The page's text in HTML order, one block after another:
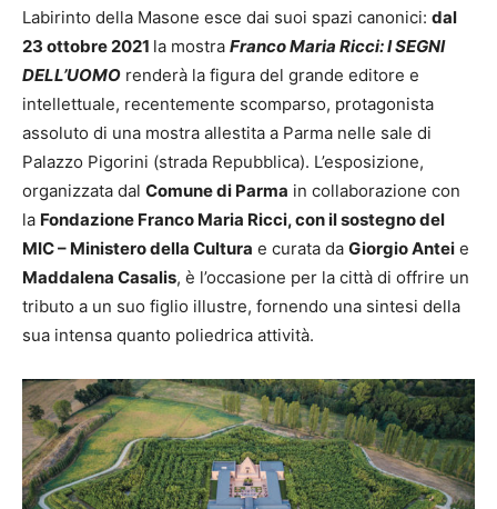
Labirinto della Masone esce dai suoi spazi canonici: dal
23 ottobre 2021 la mostra Franco Maria Ricci: I SEGNI
DELL’UOMO renderà la figura del grande editore e
intellettuale, recentemente scomparso, protagonista
assoluto di una mostra allestita a Parma nelle sale di
Palazzo Pigorini (strada Repubblica). L’esposizione,
organizzata dal Comune di Parma in collaborazione con
la Fondazione Franco Maria Ricci, con il sostegno del
MIC – Ministero della Cultura e curata da Giorgio Antei e
Maddalena Casalis, è l’occasione per la città di offrire un
tributo a un suo figlio illustre, fornendo una sintesi della
sua intensa quanto poliedrica attività.